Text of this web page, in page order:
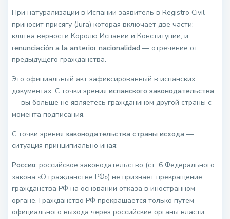
При натурализации в Испании заявитель в Registro Civil
приносит присягу (Jura) которая включает две части:
клятва верности Королю Испании и Конституции, и
renunciación a la anterior nacionalidad — отречение от
предыдущего гражданства.
Это официальный акт зафиксированный в испанских
документах. С точки зренияиспанского законодательства
— вы больше не являетесь гражданином другой страны с
момента подписания.
С точки зрениязаконодательства страны исхода —
ситуация принципиально иная:
Россия: российское законодательство (ст. 6 Федерального
закона «О гражданстве РФ») не признаёт прекращение
гражданства РФ на основании отказа в иностранном
органе. Гражданство РФ прекращается только путём
официального выхода через российские органы власти.